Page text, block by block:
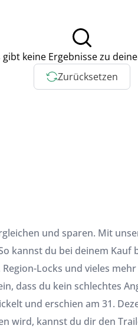
gibt keine Ergebnisse zu
Zurücksetzen
und sparen. Mit
kannst du bei deinem Kauf
Locks und vieles
dass du kein schlechtes
und erschien am 31.
wird, kannst du dir den